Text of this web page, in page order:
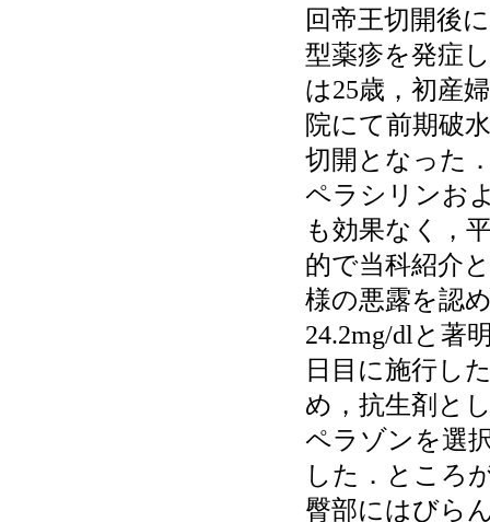
回帝王切開後
型薬疹を発症
は25歳，初産
院にて前期破
切開となった
ペラシリンお
も効果なく，
的で当科紹介
様の悪露を認
24.2mg/dlと著
日目に施行し
め，抗生剤と
ペラゾンを選
した．ところ
臀部にはびら